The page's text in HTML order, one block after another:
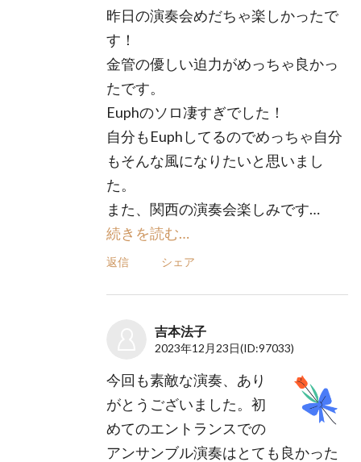
昨日の演奏会めだちゃ楽しかったで
す！
金管の優しい迫力がめっちゃ良かっ
たです。
Euphのソロ凄すぎでした！
自分もEuphしてるのでめっちゃ自分
もそんな風になりたいと思いまし
た。
また、関西の演奏会楽しみです…
続きを読む…
返信 シェア
吉本法子
2023年12月23日(ID:97033)
今回も素敵な演奏、あり
がとうございました。初
めてのエントランスでの
アンサンブル演奏はとても良かった